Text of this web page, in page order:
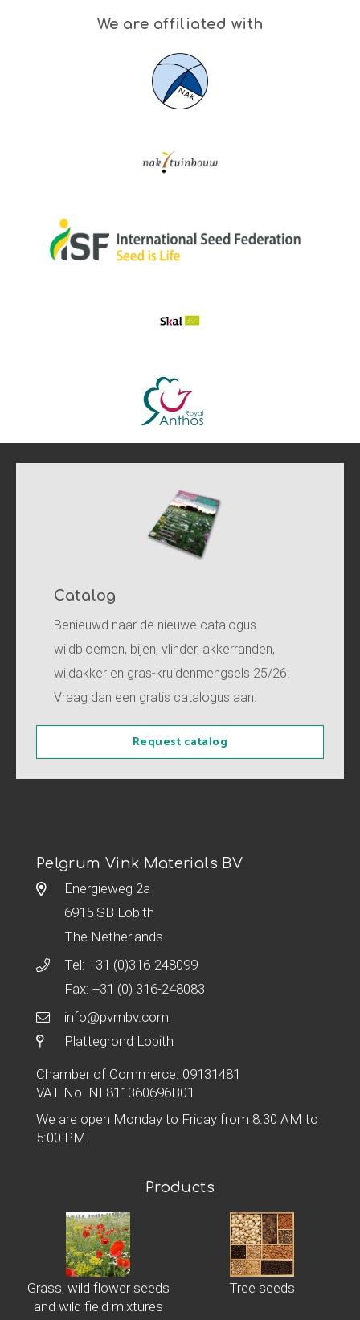
We are affiliated with
Catalog
Benieuwd naar de nieuwe catalogus
wildbloemen, bijen, vlinder, akkerranden,
wildakker en gras-kruidenmengsels 25/26.
Vraag dan een gratis catalogus aan.
Request catalog
Pelgrum Vink Materials BV
Energieweg 2a
6915 SB Lobith
The Netherlands
Tel: +31 (0)316-248099
Fax: +31 (0) 316-248083
info@pvmbv.com
Plattegrond Lobith
Chamber of Commerce: 09131481
VAT No. NL811360696B01
We are open Monday to Friday from 8:30 AM to
5:00 PM.
Products
Grass, wild flower seeds
and wild field mixtures
Tree seeds